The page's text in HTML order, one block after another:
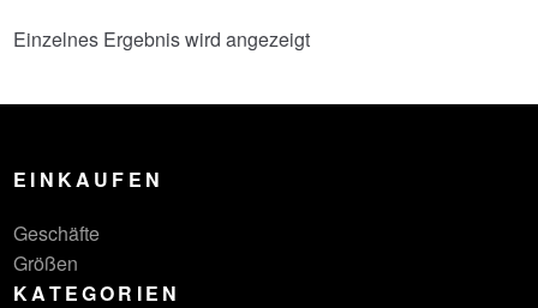
Einzelnes Ergebnis wird angezeigt
EINKAUFEN
Geschäfte
Größen
KATEGORIEN